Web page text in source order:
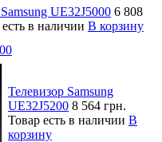
UE32J5000 6 808
в наличии В корзину
Телевизор Samsung
UE32J5200 8 564 грн.
Товар есть в наличии В
корзину